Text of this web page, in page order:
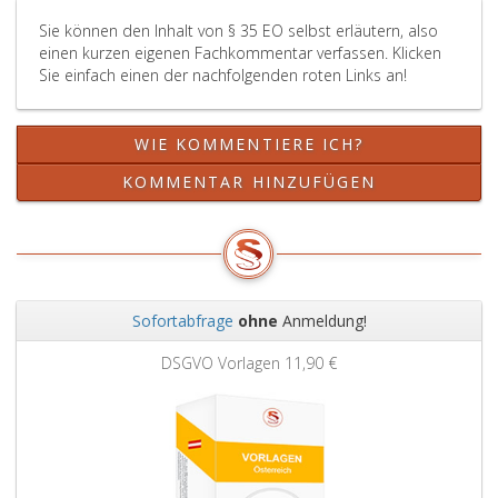
Arbeitsrechtssache
nach
Paragraph
50,
ASGG
ergangen,
so
sind
Einwendungen
bei
Gericht
geltend
zu
dem
Prozess
2,
bezeichneten
Behörden
vorzubringen
imstande
war,
müssen
bei
Ausschluss
gleichzeitig
gemacht
werden.
Dies
nicht
für
Unterhaltssachen,
soweit
Sie können den Inhalt von § 35 EO selbst erläutern, also
einen kurzen eigenen Fachkommentar verfassen. Klicken
Sie einfach einen der nachfolgenden roten Links an!
WIE KOMMENTIERE ICH?
KOMMENTAR HINZUFÜGEN
Sofortabfrage ohne Anmeldung!
DSGVO Vorlagen 11,90 €